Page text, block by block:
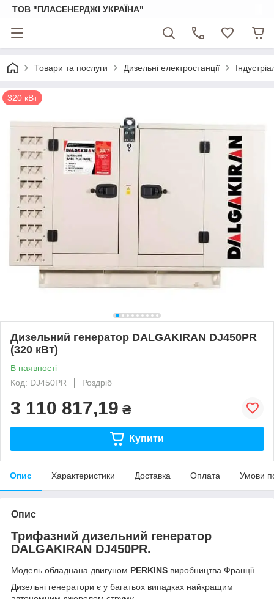
ТОВ "ПЛАСЕНЕРДЖІ УКРАЇНА"
Товари та послуги Дизельні електростанції
320 кВт
Дизельний генератор DALGAKIRAN DJ450PR
(320 кВт)
В наявності
Код: DJ450PR
Роздріб
3 110 817,19 ₴
Купити
Опис Характеристики Доставка Оплата Умови
Опис
Трифазний дизельний генератор
DALGAKIRAN DJ450PR.
Модель обладнана двигуном PERKINS виробництва Франції.
Дизельні генератори є у багатьох випадках найкращим